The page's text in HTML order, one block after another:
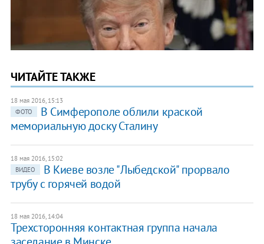
ЧИТАЙТЕ ТАКЖЕ
18 мая 2016, 15:13
ФОТО
В Симферополе облили краской
мемориальную доску Сталину
18 мая 2016, 15:02
ВИДЕО
В Киеве возле "Лыбедской" прорвало
трубу с горячей водой
18 мая 2016, 14:04
Трехсторонняя контактная группа начала